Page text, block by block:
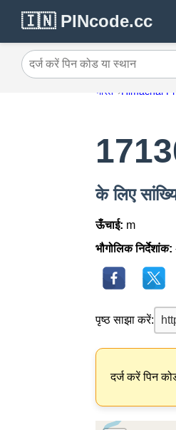
🇮🇳 PINcode.cc
दर्ज करें पिन कोड या स्थान
भारत Himachal
के लिए
ऊँचाई: m
भौगोलिक निर्देशांक:
पृष्ठ साझा करें:
दर्ज करें पिन